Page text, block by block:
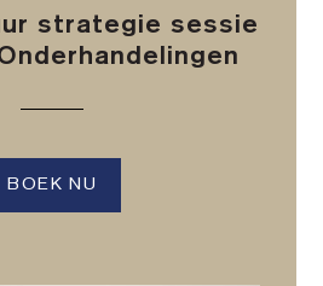
strategie sessie
BOEK NU